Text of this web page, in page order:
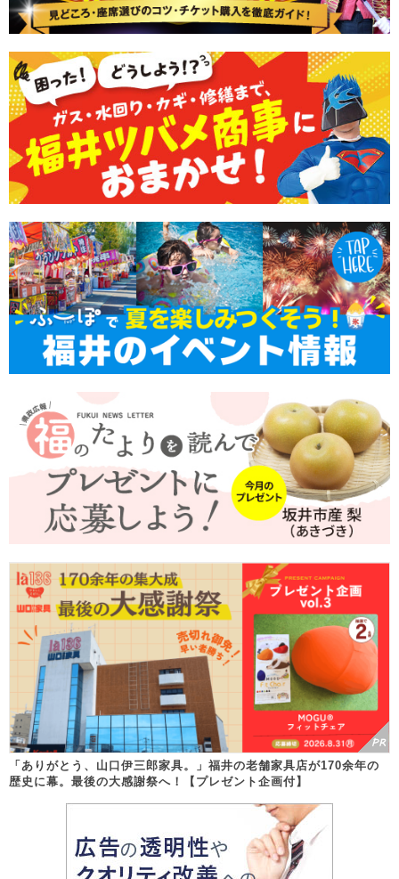
「ありがとう、山口伊三郎家具。」福井の老舗家具店が170余年の
歴史に幕。最後の大感謝祭へ！【プレゼント企画付】